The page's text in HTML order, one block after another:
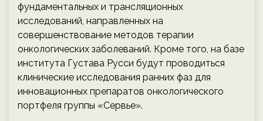
фундаментальных и трансляционных
исследований, направленных на
совершенствование методов терапии
онкологических заболеваний. Кроме того, на базе
института Густава Русси будут проводиться
клинические исследования ранних фаз для
инновационных препаратов онкологического
портфеля группы «Сервье».